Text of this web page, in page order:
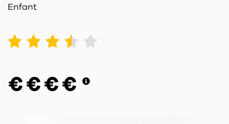
Enfant
2 3 4 5
€ € € €